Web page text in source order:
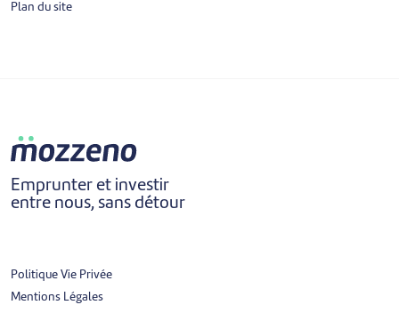
Plan du site
Emprunter et investir
entre nous, sans détour
Politique Vie Privée
Mentions Légales